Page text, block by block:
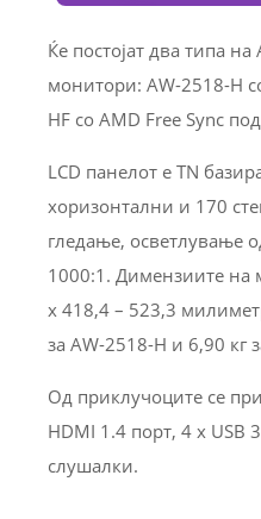
Ќе постојат два типа
монитори: AW-2518-H
HF со AMD Free Sync
LCD панелот е TN
хоризонтални и 170
гледање, осветлување
1000:1. Димензиите на
x 418,4 – 523,3
за AW-2518-H и 6,90 кг
Од приклучоците се
HDMI 1.4 порт, 4 x USB
слушалки.